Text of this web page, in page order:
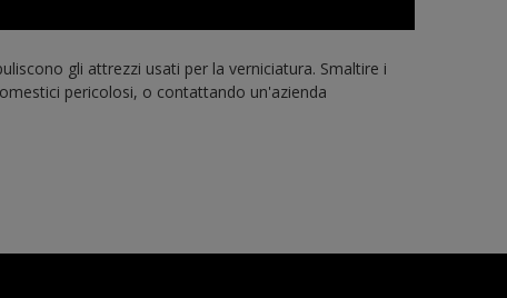
gli attrezzi usati per la verniciatura. Smaltire i
pericolosi, o contattando un'azienda